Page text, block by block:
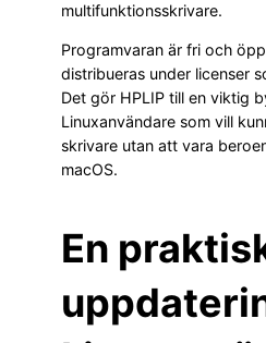
multifunktionsskrivare.
Programvaran är fri och
distribueras under licenser
Det gör HPLIP till en viktig
Linuxanvändare som vill
skrivare utan att vara
macOS.
En